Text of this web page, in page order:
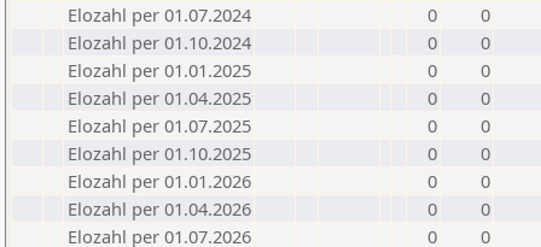
Elozahl per 01.07.2024
0
0
Elozahl per 01.10.2024
0
0
Elozahl per 01.01.2025
0
0
Elozahl per 01.04.2025
0
0
Elozahl per 01.07.2025
0
0
Elozahl per 01.10.2025
0
0
Elozahl per 01.01.2026
0
0
Elozahl per 01.04.2026
0
0
Elozahl per 01.07.2026
0
0